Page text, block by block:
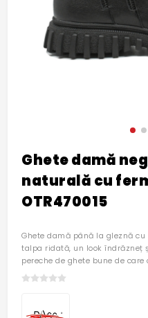
Ghete damă
naturală cu
OTR470015
Ghete damă până la gleznă
talpa ridată, un look îndrăzneț
pereche de ghete bune de care